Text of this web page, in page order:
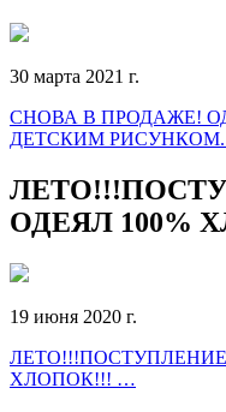
30 марта 2021 г.
СНОВА В ПРОДАЖЕ!
ДЕТСКИМ
ОДЕЯЛ 100%
19 июня 2020 г.
ЛЕТО!!!ПОСТУПЛЕНИЕ
ХЛОПОК!!! …